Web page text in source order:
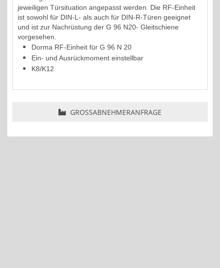
jeweiligen Türsituation angepasst werden. Die RF-Einheit
ist sowohl für DIN-L- als auch für DIN-R-Türen geeignet
und ist zur Nachrüstung der G 96 N20- Gleitschiene
vorgesehen.
Dorma RF-Einheit für G 96 N 20
Ein- und Ausrückmoment einstellbar
K8/K12
GROSSABNEHMERANFRAGE